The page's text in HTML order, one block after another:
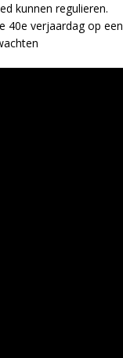
kunnen regulieren.
40e verjaardag op een